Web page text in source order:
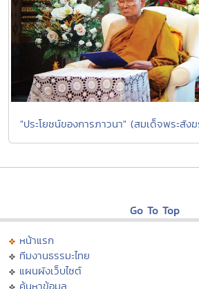
"ประโยชน์ของการภาวนา" (สมเด็จพระสังฆ
Go To Top
หน้าแรก
ทีมงานธรรมะไทย
แผนผังเว็บไซต์
ค้นหาข้อมูล